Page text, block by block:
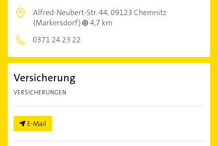
Alfred-Neubert-Str. 44,09123 Chemnitz
(Markersdorf)
4,7 km
0371 24 23 22
Versicherung
VERSICHERUNGEN
E-Mail